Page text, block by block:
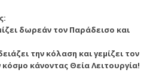
δωρεάν τον Παράδεισο και
την κόλαση και γεμίζει τον
κάνοντας Θεία Λειτουργία!